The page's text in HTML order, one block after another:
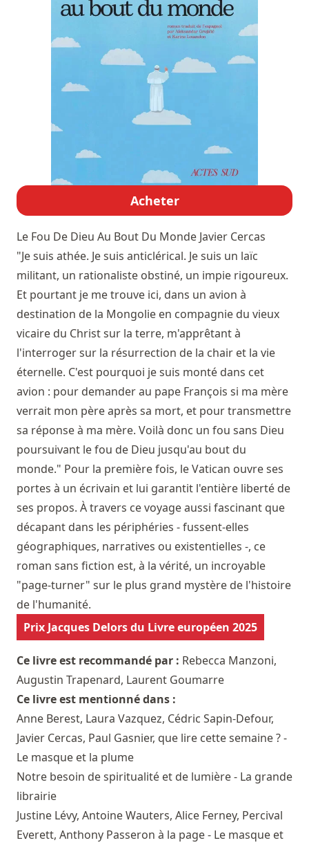
Acheter
Le Fou De Dieu Au Bout Du Monde Javier Cercas
"Je suis athée. Je suis anticlérical. Je suis un laïc
militant, un rationaliste obstiné, un impie rigoureux.
Et pourtant je me trouve ici, dans un avion à
destination de la Mongolie en compagnie du vieux
vicaire du Christ sur la terre, m'apprêtant à
l'interroger sur la résurrection de la chair et la vie
éternelle. C'est pourquoi je suis monté dans cet
avion : pour demander au pape François si ma mère
verrait mon père après sa mort, et pour transmettre
sa réponse à ma mère. Voilà donc un fou sans Dieu
poursuivant le fou de Dieu jusqu'au bout du
monde." Pour la première fois, le Vatican ouvre ses
portes à un écrivain et lui garantit l'entière liberté de
ses propos. À travers ce voyage aussi fascinant que
décapant dans les périphéries - fussent-elles
géographiques, narratives ou existentielles -, ce
roman sans fiction est, à la vérité, un incroyable
"page-turner" sur le plus grand mystère de l'histoire
de l'humanité.
Prix Jacques Delors du Livre européen 2025
Ce livre est recommandé par : Rebecca Manzoni,
Augustin Trapenard, Laurent Goumarre
Ce livre est mentionné dans :
Anne Berest, Laura Vazquez, Cédric Sapin-Defour,
Javier Cercas, Paul Gasnier, que lire cette semaine ? -
Le masque et la plume
Notre besoin de spiritualité et de lumière - La grande
librairie
Justine Lévy, Antoine Wauters, Alice Ferney, Percival
Everett, Anthony Passeron à la page - Le masque et